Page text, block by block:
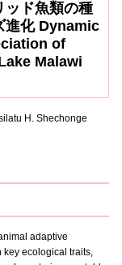
ッド魚類の種
進化 Dynamic
of
Malawi
H. Shechonge
adaptive
ecological traits,